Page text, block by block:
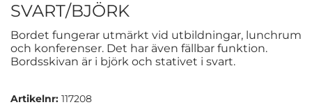
SVART/BJÖRK
Bordet fungerar utmärkt vid utbildningar, lunchrum
och konferenser. Det har även fällbar funktion.
Bordsskivan är i björk och stativet i svart.
Artikelnr: 117208